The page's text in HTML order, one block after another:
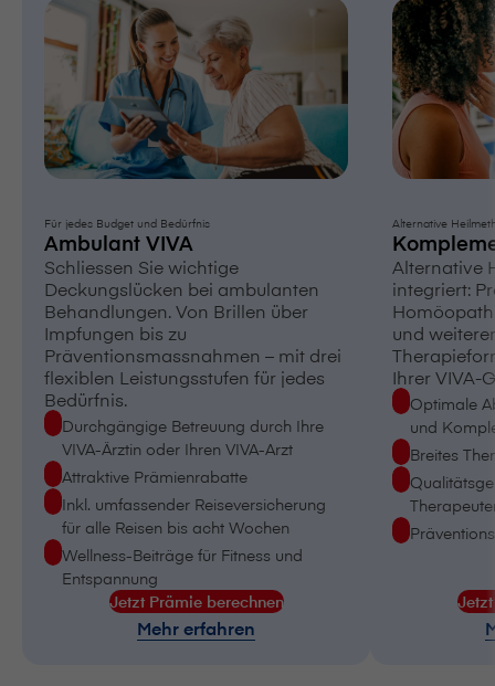
Für jedes Budget und Bedürfnis
Ambulant VIVA
Schliessen Sie wichtige
Deckungslücken bei ambulanten
Behandlungen. Von Brillen über
Impfungen bis zu
Präventionsmassnahmen – mit drei
flexiblen Leistungsstufen für jedes
Bedürfnis.
Durchgängige Betreuung durch Ihre
VIVA-Ärztin oder Ihren VIVA-Arzt
Attraktive Prämienrabatte
Inkl. umfassender Reiseversicherung
für alle Reisen bis acht Wochen
Wellness-Beiträge für Fitness und
Entspannung
Jetzt Prämie berechnen
Mehr erfahren
Alternative
Alternative
integriert:
und
Ihrer VIVA-
Optimale
und
Breites